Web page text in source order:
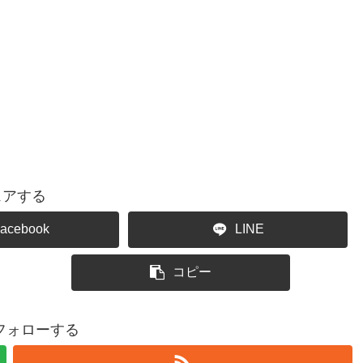
する
LINE
コピー
ォローする